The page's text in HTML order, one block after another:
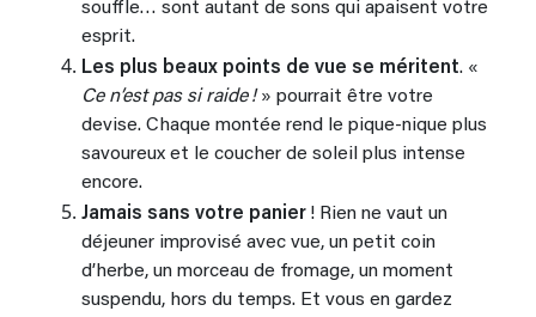
souffle… sont autant de sons qui apaisent votre
esprit.
Les plus beaux points de vue se méritent. «
Ce n’est pas si raide !» pourrait être votre
devise. Chaque montée rend le pique-nique plus
savoureux et le coucher de soleil plus intense
encore.
Jamais sans votre panier ! Rien ne vaut un
déjeuner improvisé avec vue, un petit coin
d’herbe, un morceau de fromage, un moment
suspendu, hors du temps. Et vous en gardez